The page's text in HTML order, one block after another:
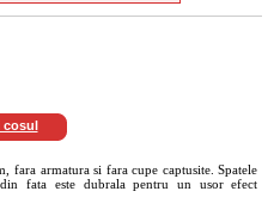
cosul
fara armatura si fara cupe captusite. Spatele
fata este dubrala pentru un usor efect